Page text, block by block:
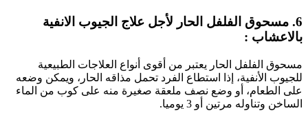
6. مسحوق الفلفل الحار لأجل علاج الجيوب الانفية
بالاعشاب :
مسحوق الفلفل الحار يعتبر من أقوى أنواع العلاجات الطبيعية
للجيوب الأنفية، إذا استطاع الفرد تحمل مذاقه الحار، ويمكن وضعه
على الطعام، أو وضع نصف ملعقة صغيرة منه على كوب من الماء
الساخن وتناوله مرتين أو 3 يوميا.